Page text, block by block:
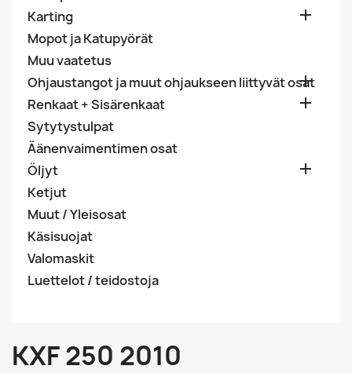
Karting

Mopot ja Katupyörät
Muu vaatetus
Ohjaustangot ja muut ohjaukseen liittyvät osat

Renkaat + Sisärenkaat 
Sytytystulpat
Äänenvaimentimen osat
Öljyt

Ketjut
Muut / Yleisosat
Käsisuojat
Valomaskit
Luettelot / teidostoja
KXF 250 2010